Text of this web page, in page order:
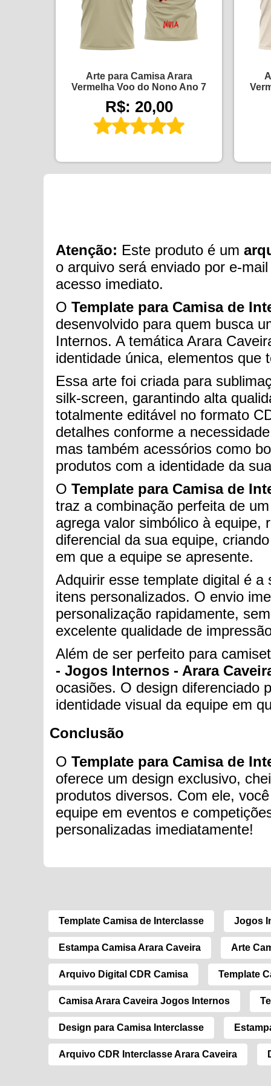
Arte para Camisa Arara
Vermelha Voo do Nono Ano 7
R$: 20,00
Atenção: Este produto é um
o arquivo será enviado por e-
acesso imediato.
O Template para Camisa de
desenvolvido para quem busca
Internos. A temática Arara
identidade única, elementos que
Essa arte foi criada para
silk-screen, garantindo alta
totalmente editável no formato
detalhes conforme a
mas também acessórios como
produtos com a identidade da
O Template para Camisa de
traz a combinação perfeita de
agrega valor simbólico à equipe,
diferencial da sua equipe,
em que a equipe se apresente.
Adquirir esse template digital é
itens personalizados. O envio
personalização rapidamente,
excelente qualidade de
Além de ser perfeito para
- Jogos Internos - Arara
ocasiões. O design diferenciado
identidade visual da equipe em
Conclusão
O Template para Camisa de
oferece um design exclusivo,
produtos diversos. Com ele,
equipe em eventos e
personalizadas imediatamente!
Template Camisa de Interclasse Jogos
Estampa Camisa Arara Caveira Arte
Arquivo Digital CDR Camisa Template
Camisa Arara Caveira Jogos Internos
Design para Camisa Interclasse
Arquivo CDR Interclasse Arara Caveira